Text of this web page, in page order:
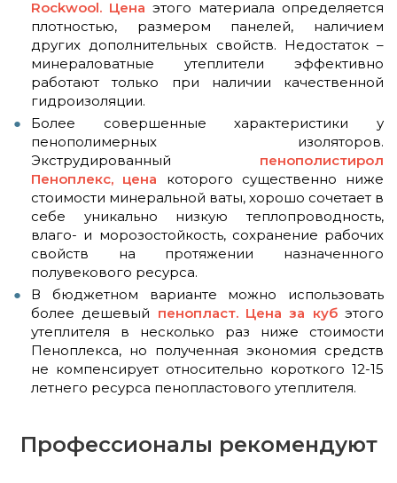
Rockwool. Цена этого материала определяется
плотностью, размером панелей, наличием
других дополнительных свойств. Недостаток –
минераловатные утеплители эффективно
работают только при наличии качественной
гидроизоляции.
Более совершенные характеристики у
пенополимерных изоляторов.
Экструдированный пенополистирол
Пеноплекс, цена которого существенно ниже
стоимости минеральной ваты, хорошо сочетает в
себе уникально низкую теплопроводность,
влаго- и морозостойкость, сохранение рабочих
свойств на протяжении назначенного
полувекового ресурса.
В бюджетном варианте можно использовать
более дешевый пенопласт. Цена за куб этого
утеплителя в несколько раз ниже стоимости
Пеноплекса, но полученная экономия средств
не компенсирует относительно короткого 12-15
летнего ресурса пенопластового утеплителя.
Профессионалы рекомендуют